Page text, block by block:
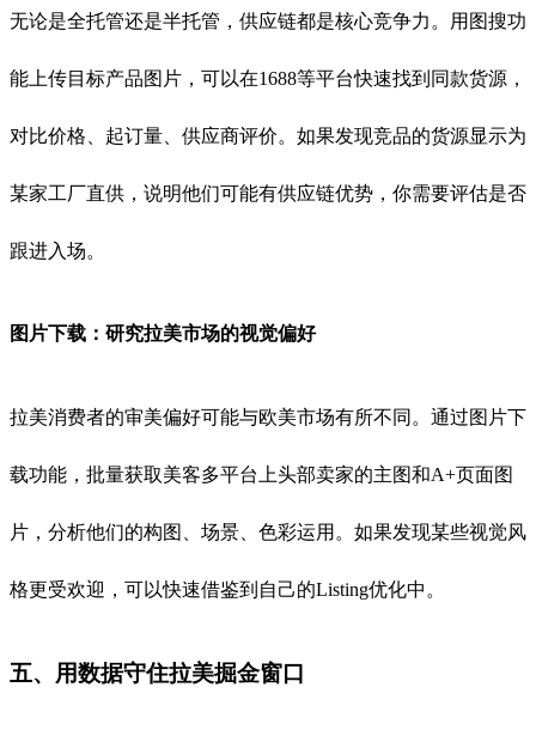
无论是全托管还是半托管，供应链都是核心竞争力。用图搜功
能上传目标产品图片，可以在1688等平台快速找到同款货源，
对比价格、起订量、供应商评价。如果发现竞品的货源显示为
某家工厂直供，说明他们可能有供应链优势，你需要评估是否
跟进入场。
图片下载：研究拉美市场的视觉偏好
拉美消费者的审美偏好可能与欧美市场有所不同。通过图片下
载功能，批量获取美客多平台上头部卖家的主图和A+页面图
片，分析他们的构图、场景、色彩运用。如果发现某些视觉风
格更受欢迎，可以快速借鉴到自己的Listing优化中。
五、用数据守住拉美掘金窗口